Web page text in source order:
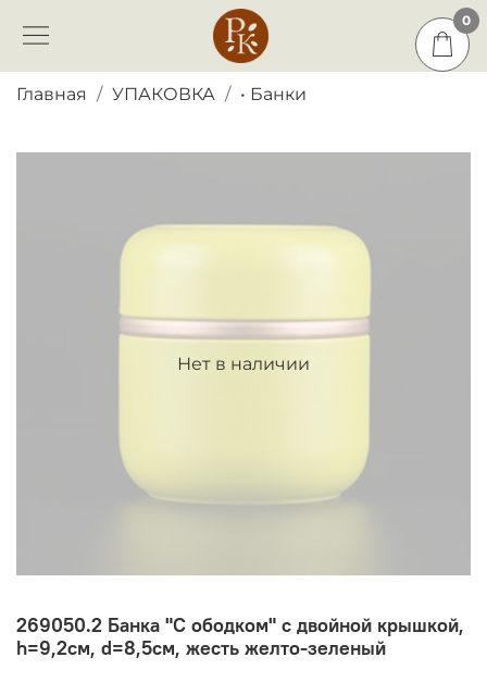
0
Главная УПАКОВКА • Банки
Нет в наличии
269050.2 Банка "С ободком" с двойной крышкой,
h=9,2см, d=8,5см, жесть желто-зеленый
0